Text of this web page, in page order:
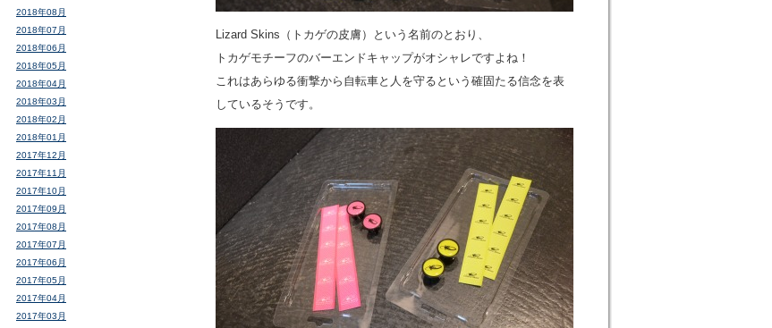
Lizard Skins（トカゲの皮膚）という名前のとおり、
トカゲモチーフのバーエンドキャップがオシャレですよね！
これはあらゆる衝撃から自転車と人を守るという確固たる信念を表
しているそうです。
2018年08月
2018年07月
2018年06月
2018年05月
2018年04月
2018年03月
2018年02月
2018年01月
2017年12月
2017年11月
2017年10月
2017年09月
2017年08月
2017年07月
2017年06月
2017年05月
2017年04月
2017年03月